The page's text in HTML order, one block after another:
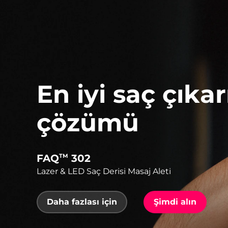
En iyi saç
çözümü
FAQTM 302
Lazer & LED Saç Derisi Masaj Aleti
Daha fazlası için Şimdi alın